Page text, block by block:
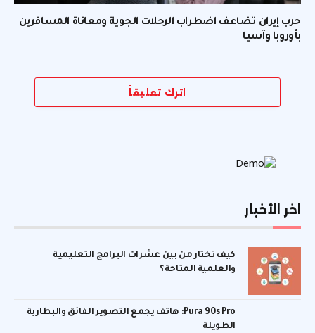
حرب إيران تضاعف اضطراب الرحلات الجوية ومعاناة المسافرين
بأوروبا وآسيا
اترك تعليقاً
اخر الأخبار
كيف تختار من بين عشرات البرامج التعليمية
والعلمية المتاحة؟
Pura 90s Pro: هاتف يجمع التصوير الفائق والبطارية
الطويلة